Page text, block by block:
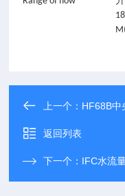
上一个： HF68B中
返回列表
下一个： IFC水流量